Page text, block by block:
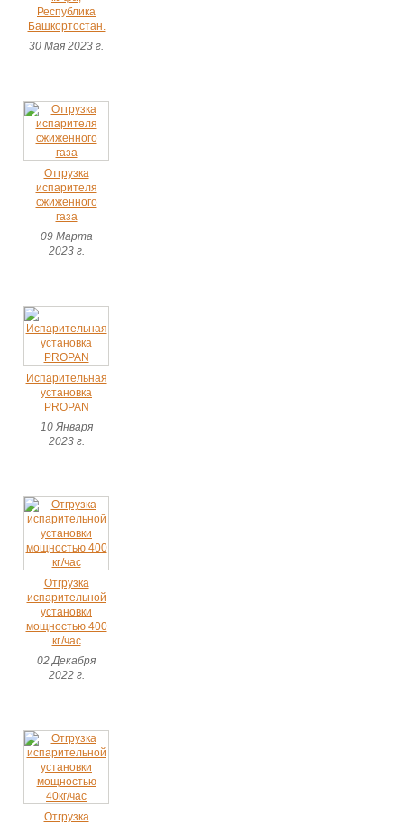
Республика
Башкортостан.
30 Мая 2023 г.
Отгрузка
испарителя
сжиженного
газа
09 Марта
2023 г.
Испарительная
установка
PROPAN
10 Января
2023 г.
Отгрузка
испарительной
установки
мощностью 400
кг./час
02 Декабря
2022 г.
Отгрузка